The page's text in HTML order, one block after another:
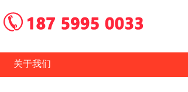
关于我们